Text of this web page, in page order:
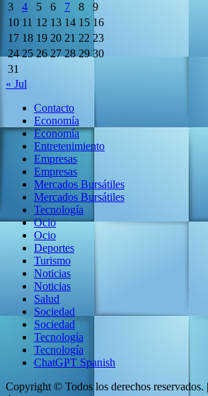
3
4 5 6 7 8
9
10 11 12 13 14 15 16
17 18 19 20 21 22 23
24 25 26 27 28 29 30
31
« Jul
Contacto
Economía
Economía
Entretenimiento
Empresas
Empresas
Mercados Bursátiles
Mercados Bursátiles
Tecnología
Ocio
Ocio
Deportes
Turismo
Noticias
Noticias
Salud
Sociedad
Sociedad
Tecnología
Tecnología
ChatGPT Spanish
Copyright © Todos los derechos reservados. |